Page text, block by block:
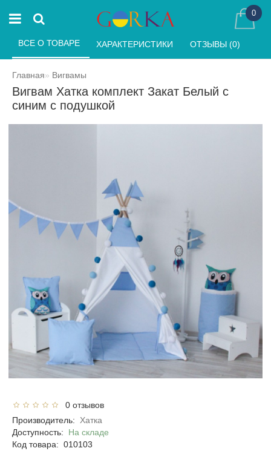
0
Главная Вигвамы
Вигвам Хатка комплект Закат Белый с
синим с подушкой
ВСЕ О ТОВАРЕ ХАРАКТЕРИСТИКИ ОТЗЫВЫ (0)
0 отзывов
Производитель:
Хатка
Доступность: На складе
Код товара: 010103